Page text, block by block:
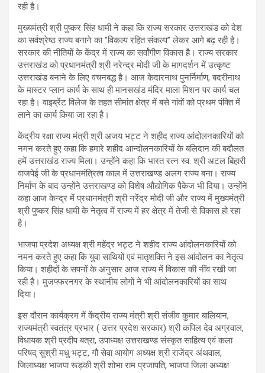
रही है।
मुख्यमंत्री श्री पुष्कर सिंह धामी ने कहा कि राज्य सरकार उत्तराखंड को देश
का सर्वश्रेष्ठ राज्य बनाने का ’’विकल्प रहित संकल्प’’ लेकर आगे बढ़ रही है।
सरकार की नीतियों के केंद्र में राज्य का सर्वांगीण विकास है। राज्य सरकार
उत्तराखंड को प्रधानमंत्री श्री नरेन्द्र मोदी जी के मागदर्शन में उत्कृष्ट
उत्तराखंड बनाने के लिए वचनबद्ध है। आज केदारनाथ पुनर्निर्माण, बदरीनाथ
के मास्टर प्लान कार्य के साथ ही मानसखंड मंदिर माला मिशन पर कार्य चल
रहा है। वाइब्रेंट विलेज के तहत सीमांत क्षेत्र में बसे गांवों को प्रथम पंक्ति में
लाने का कार्य किया जा रहा है।
केंद्रीय रक्षा राज्य मंत्री श्री अजय भट्ट ने शहीद राज्य आंदोलनकारियों को
नमन करते हुए कहा कि हमारे शहीद आन्दोलनकारियों के बलिदान की बदौलत
हमें उत्तराखंड राज्य मिला। उन्होंने कहा कि भारत रत्न स्व. श्री अटल बिहारी
वाजपेई जी के प्रधानमंत्रित्व काल में उत्तराखण्ड अलग राज्य बना। राज्य
निर्माण के बाद उन्होंने उत्तराखण्ड को विशेष औद्योगिक पैकेज भी दिया। उन्होंने
कहा आज केन्द्र में प्रधानमंत्री श्री नरेंद्र मोदी जी और राज्य में मुख्यमंत्री
श्री पुष्कर सिंह धामी के नेतृत्व में राज्य में हर क्षेत्र में तेजी से विकास हो रहा
है।
भाजपा प्रदेश अध्यक्ष श्री महेंद्र भट्ट ने शहीद राज्य आंदोलनकारियों को
नमन करते हुए कहा कि युवा साथियों एवं मातृशक्ति ने इस आंदोलन का नेतृत्व
किया। शहीदों के सपनों के अनुसार आज राज्य में विकास की नींव रखी जा
रही है। मुजफ्फरनगर के स्थानीय लोगों ने भी आंदोलनकारियों का साथ
दिया।
इस दौरान कार्यक्रम में केंद्रीय राज्य मंत्री श्री संजीव कुमार बालियान,
राज्यमंत्री स्वतंत्र प्रभार ( उत्तर प्रदेश सरकार) श्री कपिल देव अग्रवाल,
विधायक श्री प्रदीप बत्रा, उपाध्यक्ष उत्तराखण्ड संस्कृत साहित्य एवं कला
परिषद् सुश्री मधु भट्ट, गौ सेवा आयोग अध्यक्ष श्री राजेंद्र अंथवाल,
जिलाध्यक्ष भाजपा रूड़की श्री शोभा राम प्रजापति, भाजपा जिला अध्यक्ष